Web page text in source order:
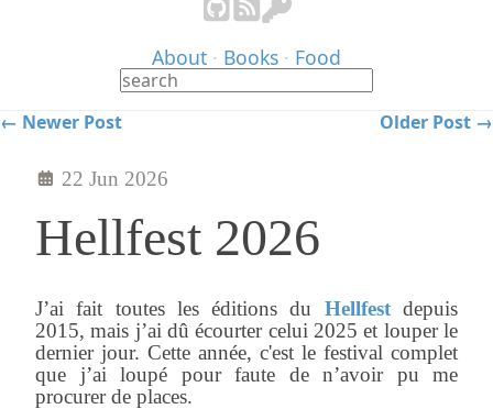
About · Books · Food
← Newer Post Older Post →
22 Jun 2026
Hellfest 2026
J’ai fait toutes les éditions du Hellfestdepuis
2015, mais j’ai dû écourter celui 2025 et louper le
dernier jour. Cette année, c'est le festival complet
que j’ai loupé pour faute de n’avoir pu me
procurer de places.